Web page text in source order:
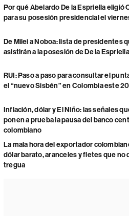
Por qué Abelardo De la Espriella eligió
para su posesión presidencial el
De Milei a Noboa: lista de presidentes
asistirán a la posesión de De la Espriella
RUI: Paso a paso para consultar el
el “nuevo Sisbén” en Colombia este
Inflación, dólar y El Niño: las señales
ponen a prueba la pausa del banco
colombiano
La mala hora del exportador
dólar barato, aranceles y fletes que no
tregua